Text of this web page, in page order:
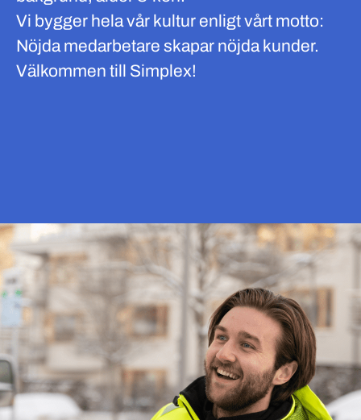
Vi bygger hela vår kultur enligt vårt motto:
Nöjda medarbetare skapar nöjda kunder.
Välkommen till Simplex!